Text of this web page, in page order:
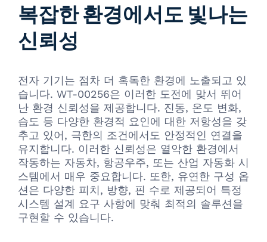
복잡한 환경에서도 빛나는
신뢰성
전자 기기는 점차 더 혹독한 환경에 노출되고 있
습니다. WT-00256은 이러한 도전에 맞서 뛰어
난 환경 신뢰성을 제공합니다. 진동, 온도 변화,
습도 등 다양한 환경적 요인에 대한 저항성을 갖
추고 있어, 극한의 조건에서도 안정적인 연결을
유지합니다. 이러한 신뢰성은 열악한 환경에서
작동하는 자동차, 항공우주, 또는 산업 자동화 시
스템에서 매우 중요합니다. 또한, 유연한 구성 옵
션은 다양한 피치, 방향, 핀 수로 제공되어 특정
시스템 설계 요구 사항에 맞춰 최적의 솔루션을
구현할 수 있습니다.